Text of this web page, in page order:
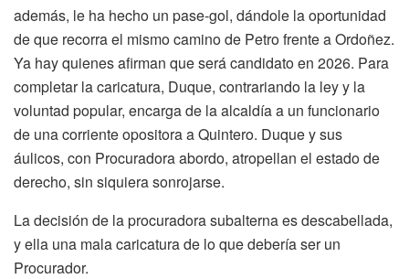
además, le ha hecho un pase-gol, dándole la oportunidad
de que recorra el mismo camino de Petro frente a Ordoñez.
Ya hay quienes afirman que será candidato en 2026. Para
completar la caricatura, Duque, contrariando la ley y la
voluntad popular, encarga de la alcaldía a un funcionario
de una corriente opositora a Quintero. Duque y sus
áulicos, con Procuradora abordo, atropellan el estado de
derecho, sin siquiera sonrojarse.
La decisión de la procuradora subalterna es descabellada,
y ella una mala caricatura de lo que debería ser un
Procurador.